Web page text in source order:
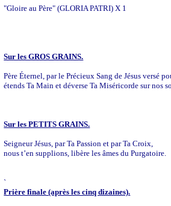
"Gloire au Père" (GLORIA PATRI) X 1
Sur les GROS GRAINS.
Père Éternel, par le Précieux Sang de Jésus versé
étends Ta Main et déverse Ta Miséricorde sur nos
Sur les PETITS GRAINS.
Seigneur Jésus, par Ta Passion et par Ta Croix,
nous t’en supplions, libère les âmes du Purgatoire.
`
Prière finale (après les cinq dizaines).